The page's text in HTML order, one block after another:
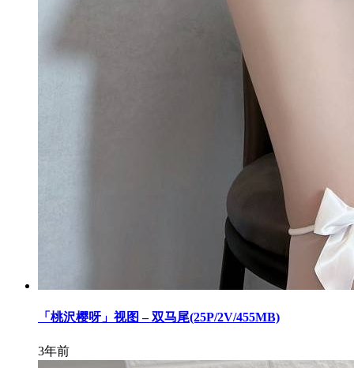
「桃沢樱呀」视图 – 双马尾(25P/2V/455MB)
3年前